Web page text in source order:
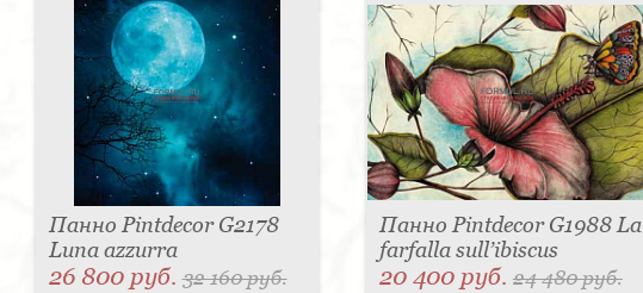
Панно Pintdecor G2178
Luna azzurra
26 800 руб.32 160 руб.
Панно Pintdecor G1988 La
farfalla sull’ibiscus
20 400 руб. 24 480 руб.